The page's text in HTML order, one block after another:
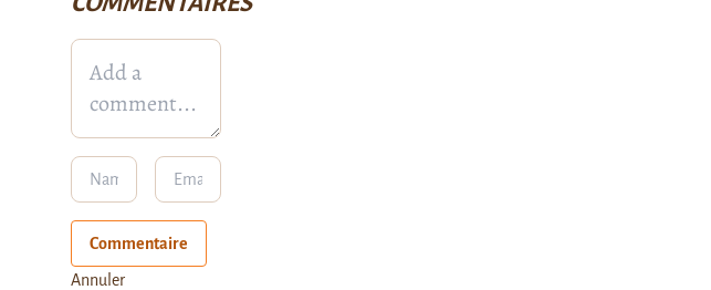
Commentaire
Annuler